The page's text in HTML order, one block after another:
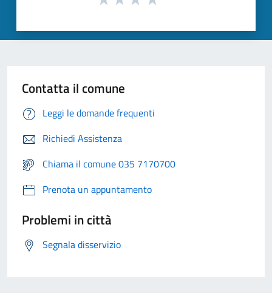
Contatta il comune
Leggi le domande frequenti
Richiedi Assistenza
Chiama il comune 035 7170700
Prenota un appuntamento
Problemi in città
Segnala disservizio